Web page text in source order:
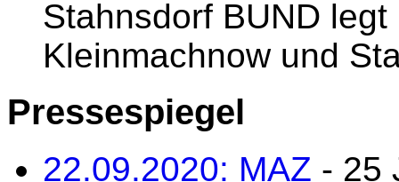
Stahnsdorf BUND
Kleinmachnow und
Pressespiegel
22.09.2020: MAZ - 25